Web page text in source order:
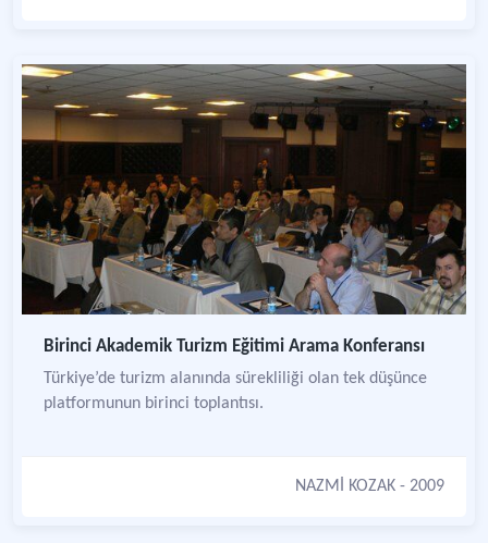
Birinci Akademik Turizm Eğitimi Arama Konferansı
Türkiye’de turizm alanında sürekliliği olan tek düşünce
platformunun birinci toplantısı.
NAZMİ KOZAK - 2009